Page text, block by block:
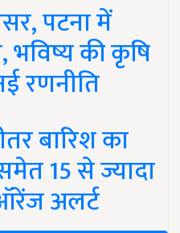
पटना में
भविष्य की कृषि
रणनीति
बारिश का
15 से ज्यादा
अलर्ट